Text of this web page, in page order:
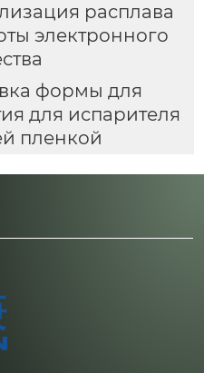
расплава
электронного
формы для
для испарителя
пленкой